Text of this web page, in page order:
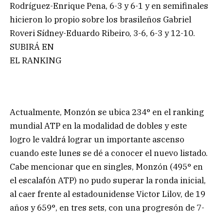
Rodríguez-Enrique Pena, 6-3 y 6-1 y en semifinales
hicieron lo propio sobre los brasileños Gabriel
Roveri Sídney-Eduardo Ribeiro, 3-6, 6-3 y 12-10.
SUBIRÁ EN
EL RANKING
Actualmente, Monzón se ubica 234° en el ranking
mundial ATP en la modalidad de dobles y este
logro le valdrá lograr un importante ascenso
cuando este lunes se dé a conocer el nuevo listado.
Cabe mencionar que en singles, Monzón (495° en
el escalafón ATP) no pudo superar la ronda inicial,
al caer frente al estadounidense Victor Lilov, de 19
años y 659°, en tres sets, con una progresón de 7-